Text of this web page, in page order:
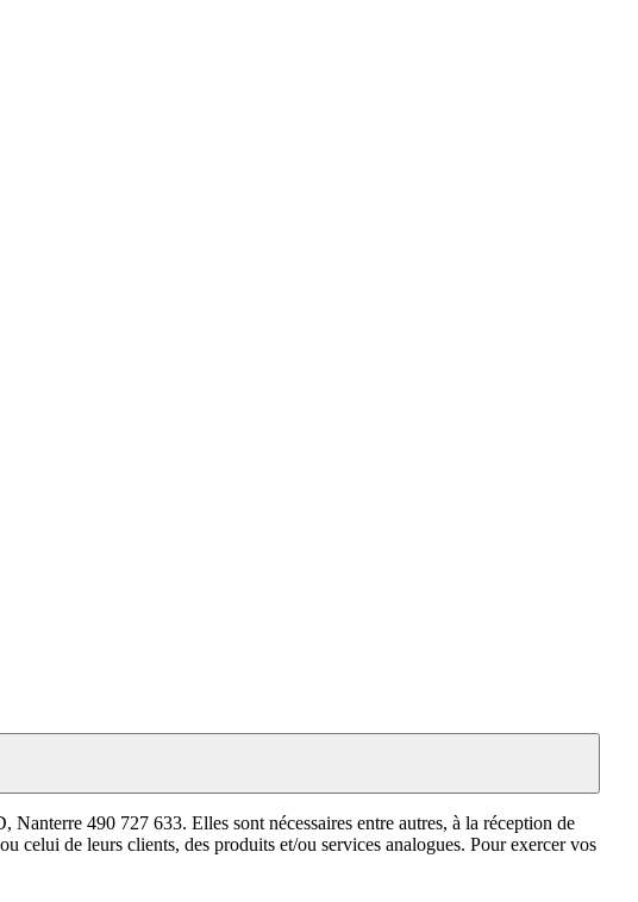
490 727 633. Elles sont nécessaires entre autres, à la réception de
de leurs clients, des produits et/ou services analogues. Pour exercer vos